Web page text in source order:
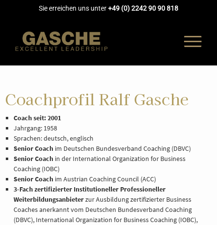
Sie erreichen uns unter+49 (0) 2242 90 90 818
Coachprofil Ralf Gasche
Coach seit: 2001
Jahrgang: 1958
Sprachen: deutsch, englisch
Senior Coach im Deutschen Bundesverband Coaching (DBVC)
Senior Coach in der International Organization for Business
Coaching (IOBC)
Senior Coach im Austrian Coaching Council (ACC)
3-Fach zertifizierter Institutioneller Professioneller
Weiterbildungsanbieterzur Ausbildung zertifizierter Business
Coaches anerkannt vom Deutschen Bundesverband Coaching
(DBVC), International Organization for Business Coaching (IOBC),
AKADEMIE